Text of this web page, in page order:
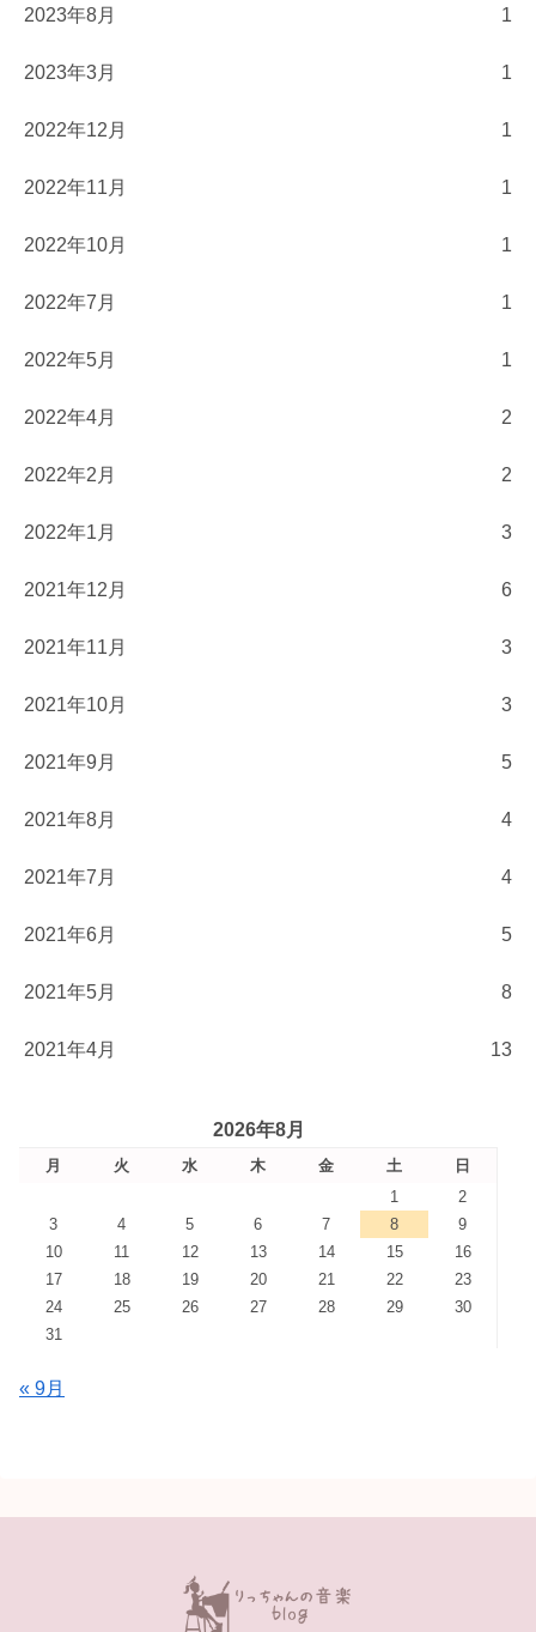
2023年8月 1
2023年3月 1
2022年12月 1
2022年11月 1
2022年10月 1
2022年7月 1
2022年5月 1
2022年4月 2
2022年2月 2
2022年1月 3
2021年12月 6
2021年11月 3
2021年10月 3
2021年9月 5
2021年8月 4
2021年7月 4
2021年6月 5
2021年5月 8
2021年4月 13
2026年8月
月 火 水 木 金 土
日
1
2
3
4 5 6 7 8
9
10
11 12 13 14 15
16
17
18 19 20 21 22
23
24
25 26 27 28 29
30
31
« 9月